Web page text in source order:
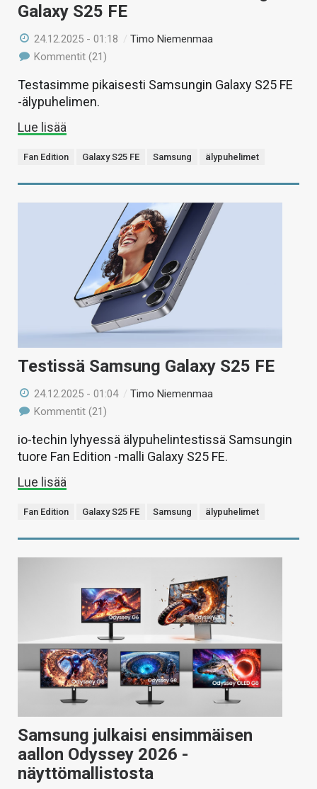
Galaxy S25 FE
24.12.2025 - 01:18 /Timo Niemenmaa
Kommentit (21)
Testasimme pikaisesti Samsungin Galaxy S25 FE
-älypuhelimen.
Lue lisää
Fan Edition Galaxy S25 FE Samsung älypuhelimet
Testissä Samsung Galaxy S25 FE
24.12.2025 - 01:04 /Timo Niemenmaa
Kommentit (21)
io-techin lyhyessä älypuhelintestissä Samsungin
tuore Fan Edition -malli Galaxy S25 FE.
Lue lisää
Fan Edition Galaxy S25 FE Samsung älypuhelimet
Samsung julkaisi ensimmäisen
aallon Odyssey 2026 -
näyttömallistosta